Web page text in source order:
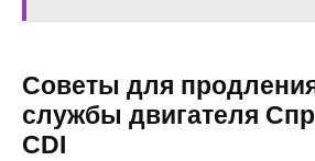
Советы для
службы двигателя
CDI